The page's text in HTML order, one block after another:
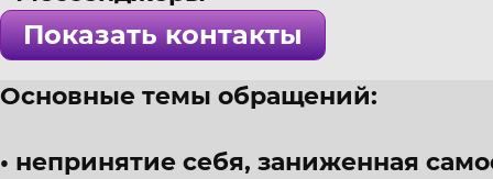
! Специалист проверен >>>
Показать контакты
Основные темы обращений:
непринятие себя, заниженная